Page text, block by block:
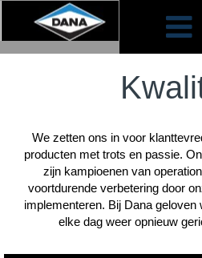
We zetten ons in voor
producten met trots en passie.
zijn kampioenen van
voortdurende verbetering door
implementeren. Bij Dana geloven
elke dag weer opnieuw